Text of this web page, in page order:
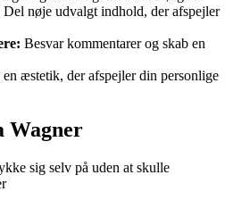
Del nøje udvalgt indhold, der afspejler
Besvar kommentarer og skab en
æstetik, der afspejler din personlige
Wagner
sig selv på uden at skulle